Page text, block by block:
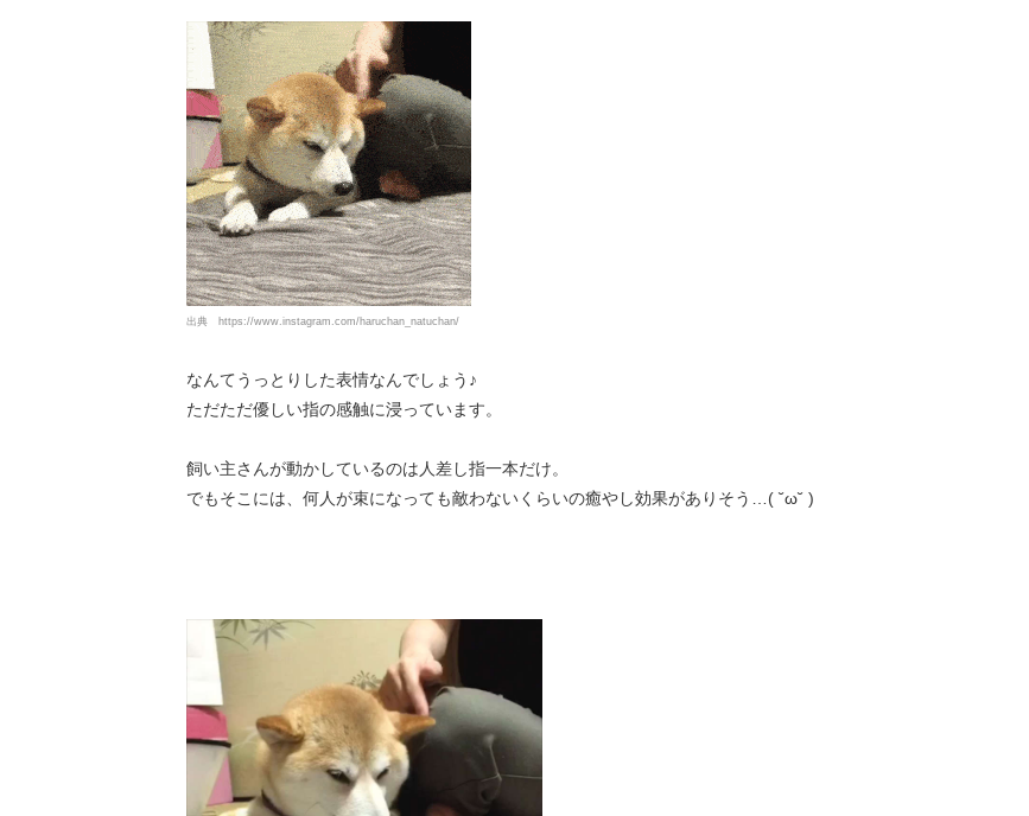
出典 https://www.instagram.com/haruchan_natuchan/
なんてうっとりした表情なんでしょう♪
ただただ優しい指の感触に浸っています。
飼い主さんが動かしているのは人差し指一本だけ。
でもそこには、何人が束になっても敵わないくらいの癒やし効果がありそう…( ˘ω˘ )